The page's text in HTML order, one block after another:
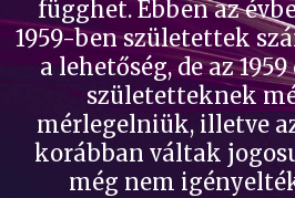
függhet. Ebben az
1959-ben születettek
a lehetőség, de az
születetteknek
mérlegelniük, illetve
korábban váltak
még nem